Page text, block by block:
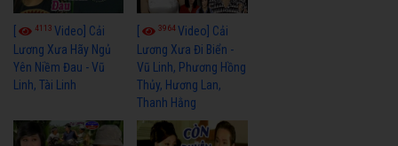
4113 Video] Cải
Lương Xưa Hãy Ngủ
Yên Niềm Đau - Vũ
Linh, Tài Linh
3964Video] Cải
Lương Xưa Đi Biển -
Vũ Linh, Phương Hồng
Thủy, Hương Lan,
Thanh Hằng